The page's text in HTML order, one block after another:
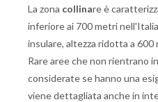
La zona collinare è
inferiore ai 700 metri
insulare, altezza ridotta a 600
Rare aree che non rientrano
considerate se hanno una
viene dettagliata anche in